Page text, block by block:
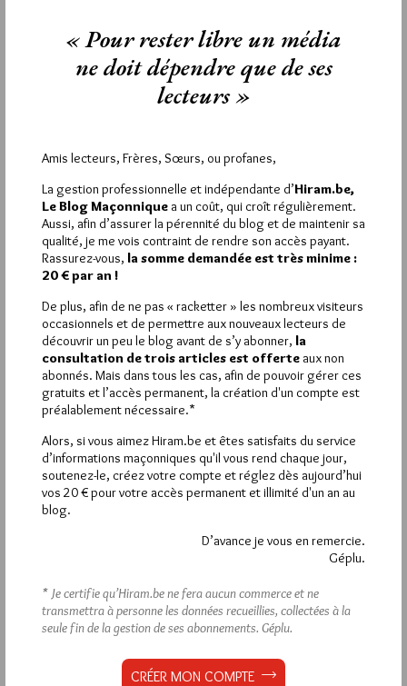
Déclaration des Droits de l’homme de l’ONU a 70 ans cette
La rédaction de commentaires est
réservée aux abonnés.
Si vous souhaitez rédiger des
commentaires, vous devez :
VOUS INSCRIRE
Déjà inscrit(e) ? Connectez-vous
2 608 pagesont été lues (Source : Pirsch.io)
Plus d’informations
Quels sont les articles les plus lus du blog ?
« Pour rester libre un média
ne doit dépendre que de ses
lecteurs »
Amis lecteurs, Frères, Sœurs, ou profanes,
La gestion professionnelle et indépendante d’Hiram.be,
Le Blog Maçonnique a un coût, qui croît régulièrement.
Aussi, afin d’assurer la pérennité du blog et de maintenir sa
qualité, je me vois contraint de rendre son accès payant.
Rassurez-vous, la somme demandée est très minime :
20 € par an !
De plus, afin de ne pas « racketter » les nombreux visiteurs
occasionnels et de permettre aux nouveaux lecteurs de
découvrir un peu le blog avant de s’y abonner, la
consultation de trois articles est offerte aux non
abonnés. Mais dans tous les cas, afin de pouvoir gérer ces
gratuits et l’accès permanent, la création d'un compte est
préalablement nécessaire.*
Alors, si vous aimez Hiram.be et êtes satisfaits du service
d’informations maçonniques qu'il vous rend chaque jour,
soutenez-le, créez votre compte et réglez dès aujourd’hui
vos 20 € pour votre accès permanent et illimité d'un an au
blog.
D’avance je vous en remercie.
Géplu.
* Je certifie qu’Hiram.be ne fera aucun commerce et ne
transmettra à personne les données recueillies, collectées à la
seule fin de la gestion de ses abonnements. Géplu.
CRÉER MON COMPTE